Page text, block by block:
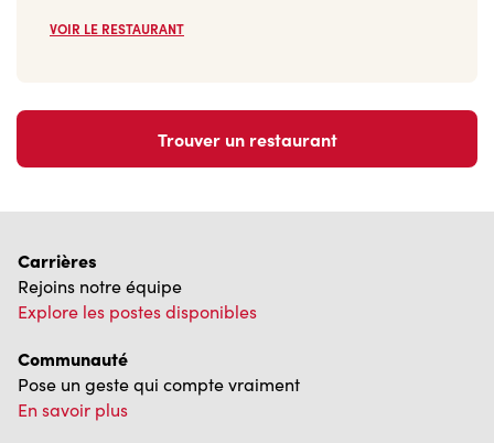
VOIR LE RESTAURANT
Trouver un restaurant
Carrières
Rejoins notre équipe
Explore les postes disponibles
Communauté
Pose un geste qui compte vraiment
En savoir plus